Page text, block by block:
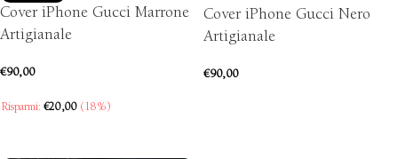
Cover iPhone Gucci Marrone
Artigianale
€90,00
Risparmi: €20,00 (18%)
Cover iPhone Gucci Nero
Artigianale
€90,00